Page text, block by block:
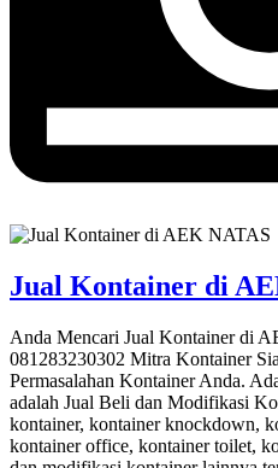
Jual Kontainer di
Anda Mencari Jual Kontainer di
081283230302 Mitra Kontainer
Permasalahan Kontainer Anda.
adalah Jual Beli dan Modifikasi
kontainer, kontainer knockdown,
kontainer office, kontainer toilet,